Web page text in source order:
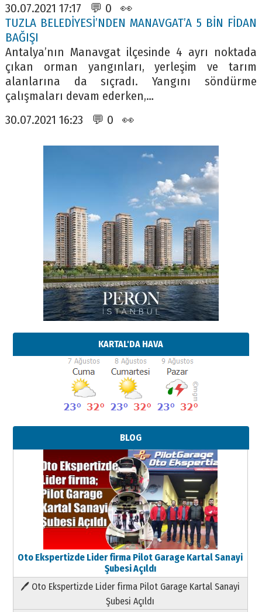
30.07.2021 17:17 💬 0 👀
TUZLA BELEDİYESİ’NDEN MANAVGAT’A 5 BİN FİDAN
BAĞIŞI
Antalya’nın Manavgat ilçesinde 4 ayrı noktada
çıkan orman yangınları, yerleşim ve tarım
alanlarına da sıçradı. Yangını söndürme
çalışmaları devam ederken,…
30.07.2021 16:23 💬 0 👀
KARTAL'DA HAVA
BLOG
Oto Ekspertizde Lider firma Pilot Garage Kartal Sanayi
Şubesi Açıldı
🖊 Oto Ekspertizde Lider firma Pilot Garage Kartal Sanayi
Şubesi Açıldı